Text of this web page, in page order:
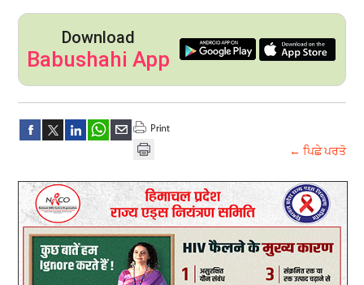
Download
Babushahi App
← ਪਿਛੇ ਪਰਤੋ